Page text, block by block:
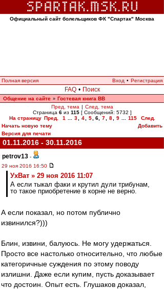
Официальный сайт болельщиков ФК "Спартак" Москва
Полная версия Вход • Регистрация
FAQ • Поиск
Общение на сайте » Гостевая книга ВВ
Пред. тема | След. тема
Страница 6из 115[ Сообщений: 5732 ]
На страницу Пред. 1 3 4 5 6, 7 8 9 115
След.
Начать новую тему
Добавить
Версия для печати
01.11.2016 - 30.11.2016
petrov13 -
29 ноя 2016 16:50
УхВат » 29 ноя 2016 11:07
А если тыкал факи и крутил дули трибунам,
то такое приобретение в корне не верно.
А если показал, но потом публично
извинился?)))
Блин, извини, балуюсь. Не могу удержаться.
Просто все настолько относительно, что любые
категоричные суждения по этому поводу
излишни. Даже если купим, пусть доказывает
что достоин. Опыт есть. Глушаков доказал,